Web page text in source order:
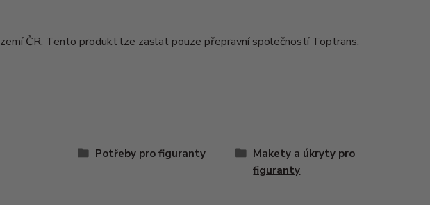
ČR. Tento produkt lze zaslat pouze přepravní společností Toptrans.
Potřeby pro figuranty
Makety a úkryty pro
figuranty